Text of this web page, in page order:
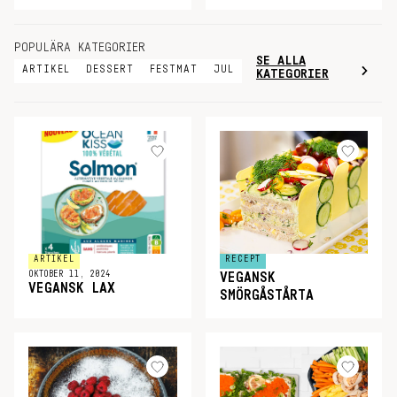
POPULÄRA KATEGORIER
ARTIKEL DESSERT FESTMAT JUL
SE ALLA
KATEGORIER
ARTIKEL
OKTOBER 11, 2024
VEGANSK LAX
RECEPT
VEGANSK
SMÖRGÅSTÅRTA